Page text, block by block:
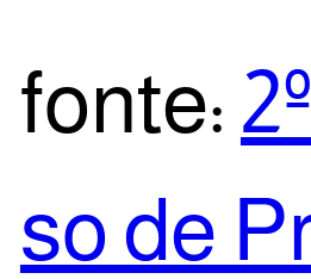
fon­te:
so de